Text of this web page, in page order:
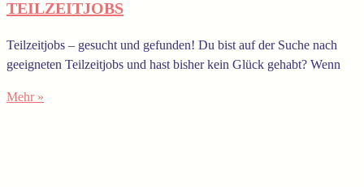
TEILZEITJOBS
Teilzeitjobs – gesucht und gefunden! Du bist auf der Suche nach
geeigneten Teilzeitjobs und hast bisher kein Glück gehabt? Wenn
Mehr »